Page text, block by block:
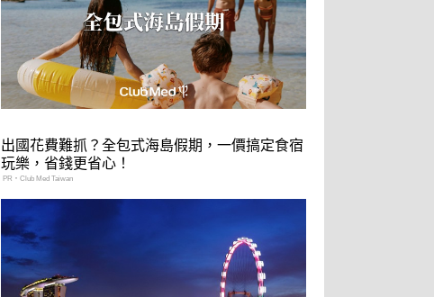
出國花費難抓？全包式海島假期，一價搞定食宿
玩樂，省錢更省心！
PR・Club Med Taiwan